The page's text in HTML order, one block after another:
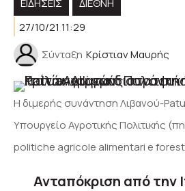
27/10/21 11:29
Σύνταξη Κρίστιαν Μαυρής
Η διμερής συνάντηση Λιβανού-
Υπουργείο Αγροτικής Πολιτικής
politiche agricole alimentari e
Ανταπόκριση από την